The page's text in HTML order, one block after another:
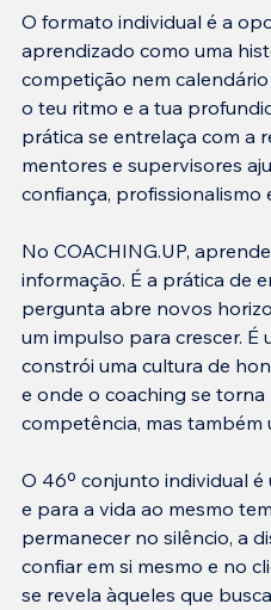
O formato individual é a
aprendizado como uma
competição nem
o teu ritmo e a tua
prática se entrelaça com a
mentores e supervisores
confiança, profissionalismo
No COACHING.UP,
informação. É a prática de
pergunta abre novos
um impulso para crescer. É
constrói uma cultura de
e onde o coaching se torna
competência, mas também
O 46º conjunto individual
e para a vida ao mesmo
permanecer no silêncio, a
confiar em si mesmo e no
se revela àqueles que